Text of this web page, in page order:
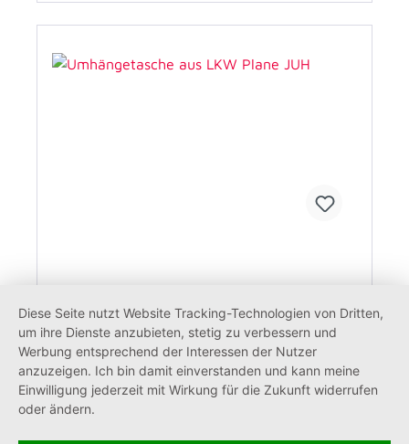
22,02 €*
Diese Seite nutzt Website Tracking-Technologien von Dritten,
um ihre Dienste anzubieten, stetig zu verbessern und
Werbung entsprechend der Interessen der Nutzer
anzuzeigen. Ich bin damit einverstanden und kann meine
Einwilligung jederzeit mit Wirkung für die Zukunft widerrufen
oder ändern.